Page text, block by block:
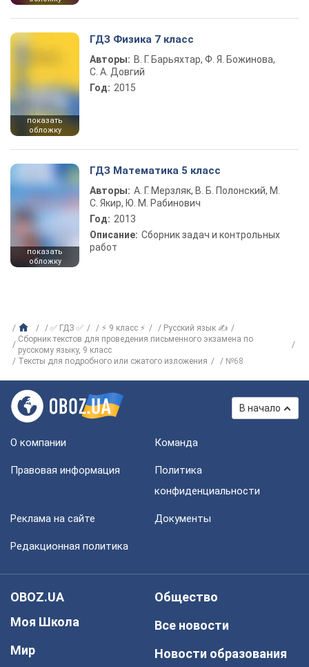
показать
обложку
ГДЗ Физика 7 класс
Авторы: В. Г. Барьяхтар, Ф. Я. Божинова,
С. А. Довгий
Год: 2015
показать
обложку
ГДЗ Математика 5 класс
Авторы: А. Г. Мерзляк, В. Б. Полонский, М.
С. Якир, Ю. М. Рабинович
Год: 2013
Описание: Сборник задач и контрольных
работ
✅ ГДЗ ✅ ⚡ 9 класс ⚡
Русский язык ✍
Сборник текстов для проведения письменного экзамена по
русскому языку, 9 класс
Тексты для подробного или сжатого изложения
№68
В начало
О компании Команда
Правовая информация
Политика
конфиденциальности
Реклама на сайте Документы
Редакционная политика
OBOZ.UA
Моя Школа
Мир
Общество
Все новости
Новости образования